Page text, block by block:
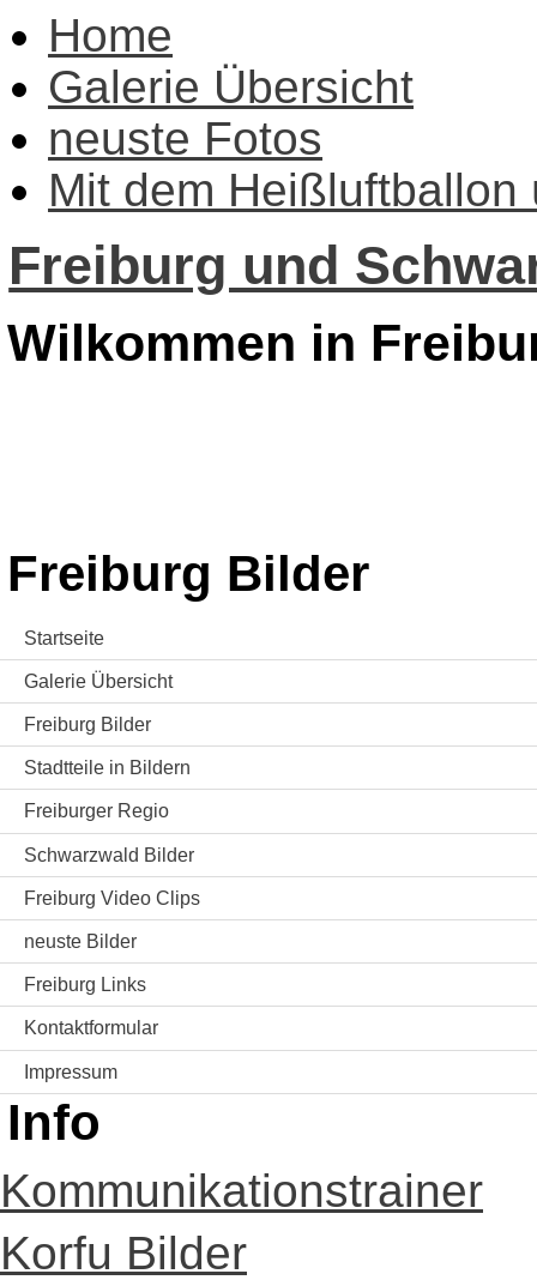
Home
Galerie Übersicht
neuste Fotos
Mit dem Heißluftballon
Freiburg und
Wilkommen in
Freiburg Bilder
Startseite
Galerie Übersicht
Freiburg Bilder
Stadtteile in Bildern
Freiburger Regio
Schwarzwald Bilder
Freiburg Video Clips
neuste Bilder
Freiburg Links
Kontaktformular
Impressum
Info
Kommunikationstrainer
Korfu Bilder